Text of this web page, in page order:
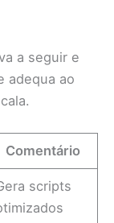
a seguir e
adequa ao
Comentário
scripts